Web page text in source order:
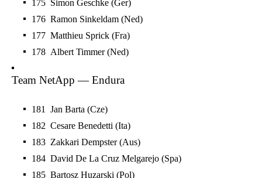
175 Simon Geschke (Ger)
176 Ramon Sinkeldam (Ned)
177 Matthieu Sprick (Fra)
178 Albert Timmer (Ned)
Team NetApp — Endura
181 Jan Barta (Cze)
182 Cesare Benedetti (Ita)
183 Zakkari Dempster (Aus)
184 David De La Cruz Melgarejo (Spa)
185 Bartosz Huzarski (Pol)